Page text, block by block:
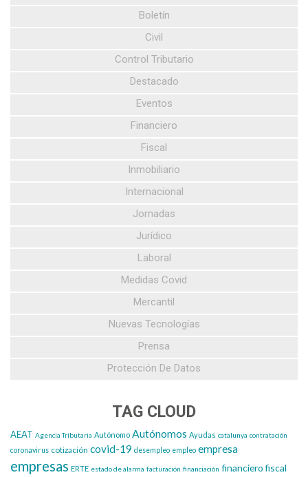
Boletín
Civil
Control Tributario
Destacado
Eventos
Financiero
Fiscal
Inmobiliario
Internacional
Jornadas
Jurídico
Laboral
Medidas Covid
Mercantil
Nuevas Tecnologías
Prensa
Protección De Datos
TAG CLOUD
AEAT Agencia Tributaria Autónomo Autónomos Ayudas catalunya contratación
coronavirus cotización covid-19 desempleo empleo empresa
empresas ERTE estado de alarma facturación financiación financiero fiscal